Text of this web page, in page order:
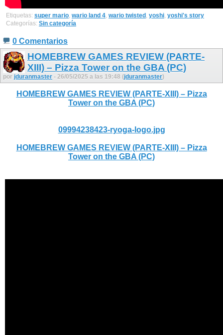
Etiquetas: super mario, wario land 4, wario twisted , yoshi, yoshi's story
Categorías: Sin categoría
0 Comentarios
HOMEBREW GAMES REVIEW (PARTE-
XIII) – Pizza Tower on the GBA (PC)
por jduranmaster - 26/05/2025 a las 19:48 (jduranmaster)
HOMEBREW GAMES REVIEW (PARTE-XIII) – Pizza
Tower on the GBA (PC)
09994238423-ryoga-logo.jpg
HOMEBREW GAMES REVIEW (PARTE-XIII) – Pizza
Tower on the GBA (PC)